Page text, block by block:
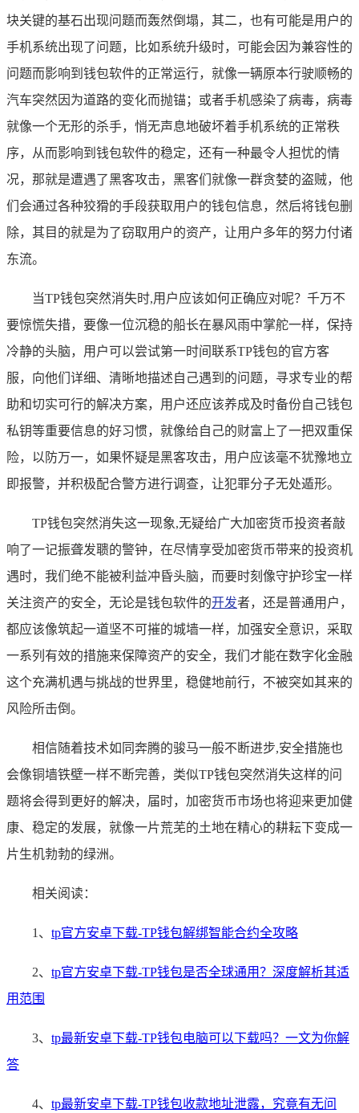
块关键的基石出现问题而轰然倒塌，其二，也有可能是用户的
手机系统出现了问题，比如系统升级时，可能会因为兼容性的
问题而影响到钱包软件的正常运行，就像一辆原本行驶顺畅的
汽车突然因为道路的变化而抛锚；或者手机感染了病毒，病毒
就像一个无形的杀手，悄无声息地破坏着手机系统的正常秩
序，从而影响到钱包软件的稳定，还有一种最令人担忧的情
况，那就是遭遇了黑客攻击，黑客们就像一群贪婪的盗贼，他
们会通过各种狡猾的手段获取用户的钱包信息，然后将钱包删
除，其目的就是为了窃取用户的资产，让用户多年的努力付诸
东流。
当TP钱包突然消失时,用户应该如何正确应对呢？千万不
要惊慌失措，要像一位沉稳的船长在暴风雨中掌舵一样，保持
冷静的头脑，用户可以尝试第一时间联系TP钱包的官方客
服，向他们详细、清晰地描述自己遇到的问题，寻求专业的帮
助和切实可行的解决方案，用户还应该养成及时备份自己钱包
私钥等重要信息的好习惯，就像给自己的财富上了一把双重保
险，以防万一，如果怀疑是黑客攻击，用户应该毫不犹豫地立
即报警，并积极配合警方进行调查，让犯罪分子无处遁形。
TP钱包突然消失这一现象,无疑给广大加密货币投资者敲
响了一记振聋发聩的警钟，在尽情享受加密货币带来的投资机
遇时，我们绝不能被利益冲昏头脑，而要时刻像守护珍宝一样
关注资产的安全，无论是钱包软件的开发者，还是普通用户，
都应该像筑起一道坚不可摧的城墙一样，加强安全意识，采取
一系列有效的措施来保障资产的安全，我们才能在数字化金融
这个充满机遇与挑战的世界里，稳健地前行，不被突如其来的
风险所击倒。
相信随着技术如同奔腾的骏马一般不断进步,安全措施也
会像铜墙铁壁一样不断完善，类似TP钱包突然消失这样的问
题将会得到更好的解决，届时，加密货币市场也将迎来更加健
康、稳定的发展，就像一片荒芜的土地在精心的耕耘下变成一
片生机勃勃的绿洲。
相关阅读：
1、 tp官方安卓下载-TP钱包解绑智能合约全攻略
2、 tp官方安卓下载-TP钱包是否全球通用？深度解析其适
用范围
3、 tp最新安卓下载-TP钱包电脑可以下载吗？一文为你解
答
4、 tp最新安卓下载-TP钱包收款地址泄露，究竟有无问